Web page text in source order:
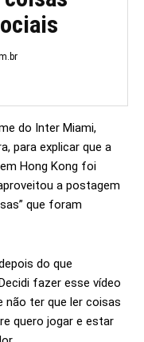
do Inter Miami,
para explicar que a
Hong Kong foi
a postagem
que foram
do que
fazer esse vídeo
não ter que ler coisas
quero jogar e estar